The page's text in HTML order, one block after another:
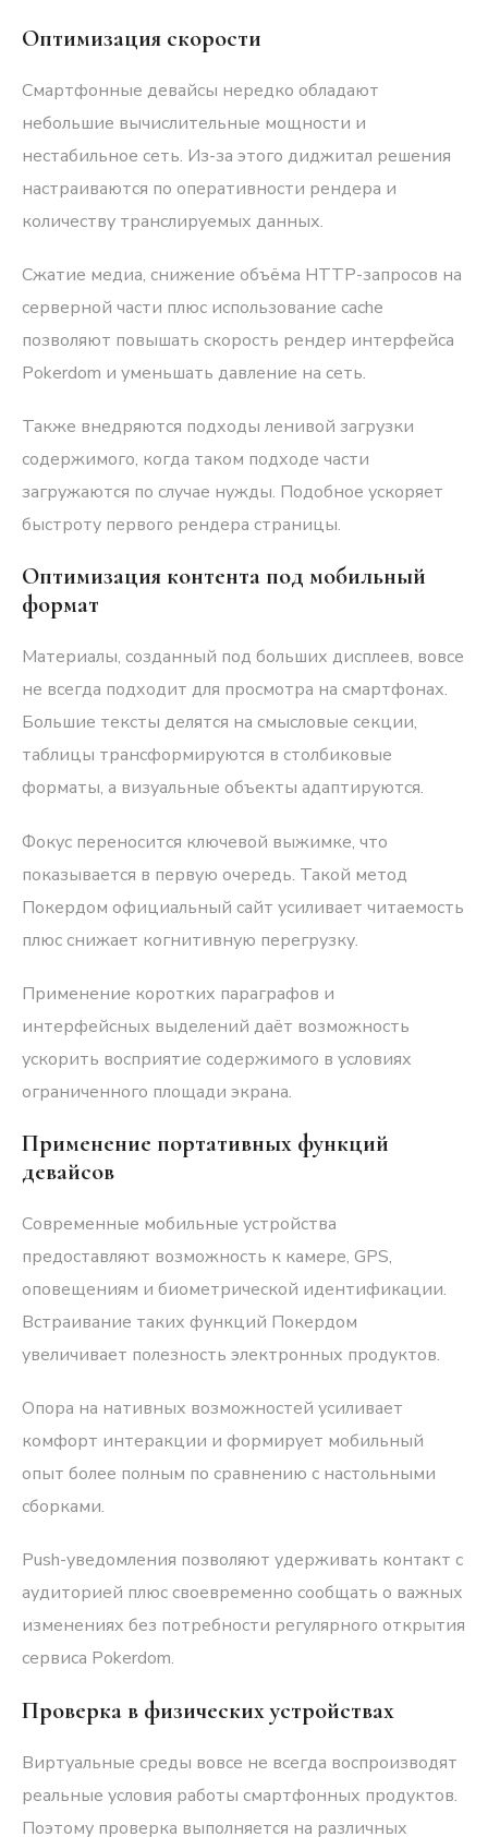
Оптимизация скорости
Смартфонные девайсы нередко обладают
небольшие вычислительные мощности и
нестабильное сеть. Из-за этого диджитал решения
настраиваются по оперативности рендера и
количеству транслируемых данных.
Сжатие медиа, снижение объёма HTTP-запросов на
серверной части плюс использование cache
позволяют повышать скорость рендер интерфейса
Pokerdom и уменьшать давление на сеть.
Также внедряются подходы ленивой загрузки
содержимого, когда таком подходе части
загружаются по случае нужды. Подобное ускоряет
быстроту первого рендера страницы.
Оптимизация контента под мобильный
формат
Материалы, созданный под больших дисплеев, вовсе
не всегда подходит для просмотра на смартфонах.
Большие тексты делятся на смысловые секции,
таблицы трансформируются в столбиковые
форматы, а визуальные объекты адаптируются.
Фокус переносится ключевой выжимке, что
показывается в первую очередь. Такой метод
Покердом официальный сайт усиливает читаемость
плюс снижает когнитивную перегрузку.
Применение коротких параграфов и
интерфейсных выделений даёт возможность
ускорить восприятие содержимого в условиях
ограниченного площади экрана.
Применение портативных функций
девайсов
Современные мобильные устройства
предоставляют возможность к камере, GPS,
оповещениям и биометрической идентификации.
Встраивание таких функций Покердом
увеличивает полезность электронных продуктов.
Опора на нативных возможностей усиливает
комфорт интеракции и формирует мобильный
опыт более полным по сравнению с настольными
сборками.
Push-уведомления позволяют удерживать контакт с
аудиторией плюс своевременно сообщать о важных
изменениях без потребности регулярного открытия
сервиса Pokerdom.
Проверка в физических устройствах
Виртуальные среды вовсе не всегда воспроизводят
реальные условия работы смартфонных продуктов.
Поэтому проверка выполняется на различных